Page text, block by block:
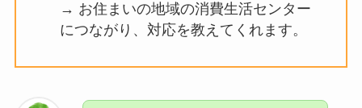
→ お住まいの地域の消費生活センター
につながり、対応を教えてくれます。